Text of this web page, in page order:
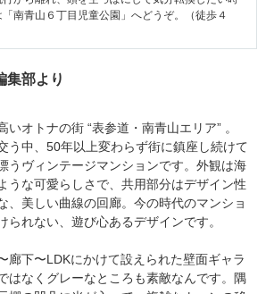
南青山６丁目児童公園」へどうぞ。（徒歩４
集部より
オトナの街 “表参道・南青山エリア” 。
う中、50年以上変わらず街に鎮座し続けて
うヴィンテージマンションです。外観は海
うな可愛らしさで、共用部分はデザイン性
、美しい曲線の回廊。今の時代のマンショ
られない、遊び心あるデザインです。
廊下〜LDKにかけて設えられた壁面ギャラ
はなくグレーなところも素敵なんです。隅